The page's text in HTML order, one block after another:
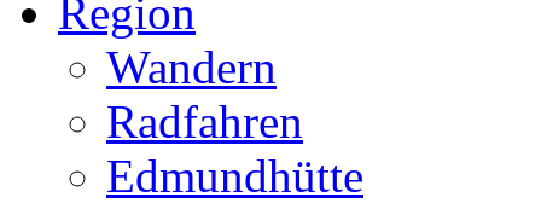
Region
Wandern
Radfahren
Edmundhütte